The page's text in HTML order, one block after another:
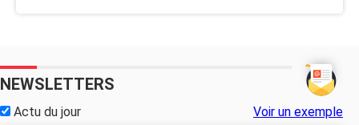
NEWSLETTERS
Actu du jour Voir un exemple